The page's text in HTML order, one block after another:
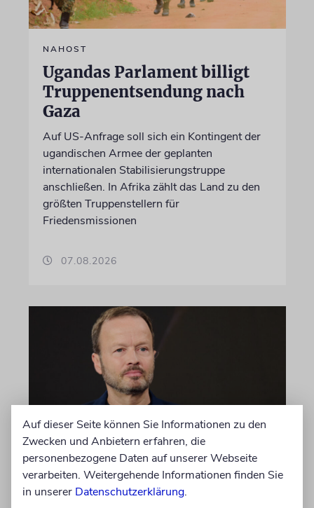
NAHOST
Ugandas Parlament billigt
Truppenentsendung nach
Gaza
Auf US-Anfrage soll sich ein Kontingent der
ugandischen Armee der geplanten
internationalen Stabilisierungstruppe
anschließen. In Afrika zählt das Land zu den
größten Truppenstellern für
Friedensmissionen
07.08.2026
MEINUNG
Wie Georg Restle die
Glaubwürdigkeit des ÖRR
Auf dieser Seite können Sie Informationen zu den
Zwecken und Anbietern erfahren, die
personenbezogene Daten auf unserer Webseite
verarbeiten. Weitergehende Informationen finden Sie
in unserer Datenschutzerklärung.